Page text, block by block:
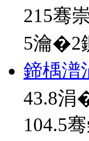
215骞
5瀹�2
鍗楀潽
43.8涓
104.5